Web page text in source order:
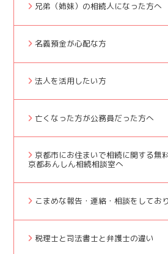
兄弟（姉妹）の相続人になった方へ
名義預金が心配な方
法人を活用したい方
亡くなった方が公務員だった方へ
京都市にお住まいで相続に関する無
京都あんしん相続相談室へ
こまめな報告・連絡・相談をしてお
税理士と司法書士と弁護士の違い